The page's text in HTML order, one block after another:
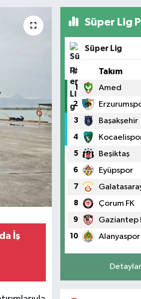
İş
Süper Lig
Süper Lig
# Takım
1 Amed
2
3 Başakşehir
4
5 Beşiktaş
6 Eyüpspor
7
8 Çorum FK
9 Gaziantep
10 Alanyaspor